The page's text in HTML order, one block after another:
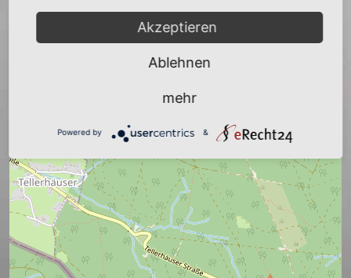
− Akzeptieren
Ablehnen
mehr
Powered by &